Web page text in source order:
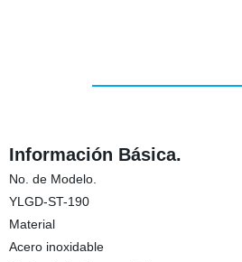
Información Básica.
No. de Modelo.
YLGD-ST-190
Material
Acero inoxidable